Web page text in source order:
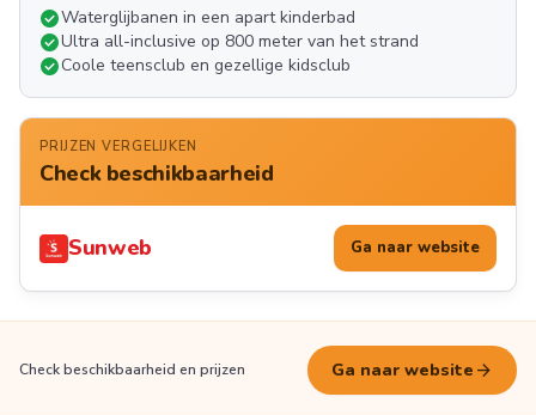
FOTO'S
check_circleWaterglijbanen in een apart kinderbad
check_circleUltra all-inclusive op 800 meter van het strand
check_circleCoole teensclub en gezellige kidsclub
PRIJZEN VERGELIJKEN
Check beschikbaarheid
Sunweb Ga naar website
Check beschikbaarheid en prijzen Ga naar website arrow_forward